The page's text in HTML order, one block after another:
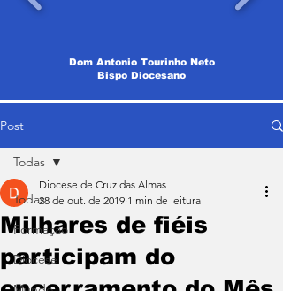
Dom Antonio Tourinho Neto
Bispo Diocesano
Post
Todas
Formação
Diocese
Todas
Milhares de fiéis
participam do
Diocese de Cruz das Almas
28 de out. de 2019 1 min de leitura